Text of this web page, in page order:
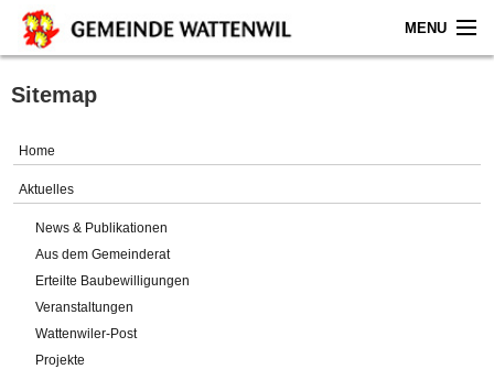
MENU
Home
Gemeinde
Verwaltung
Online-Service
Sitemap
Home
Aktuelles
News & Publikationen
Aus dem Gemeinderat
Erteilte Baubewilligungen
Veranstaltungen
Wattenwiler-Post
Projekte